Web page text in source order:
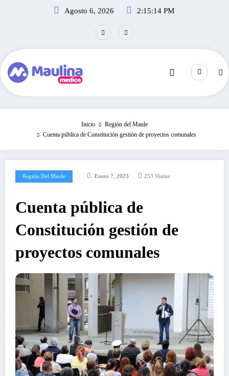
Agosto 6, 2026 2:15:15 PM
Inicio
Región del Maule
Cuenta pública de Constitución gestión de proyectos comunales
Región Del Maule Enero 7, 2023 253 Visitas
Cuenta pública de
Constitución gestión de
proyectos comunales